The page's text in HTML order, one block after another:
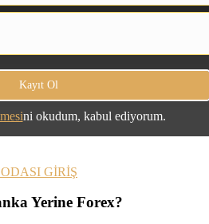
ni okudum, kabul ediyorum.
GİRİŞ
Yerine Forex?